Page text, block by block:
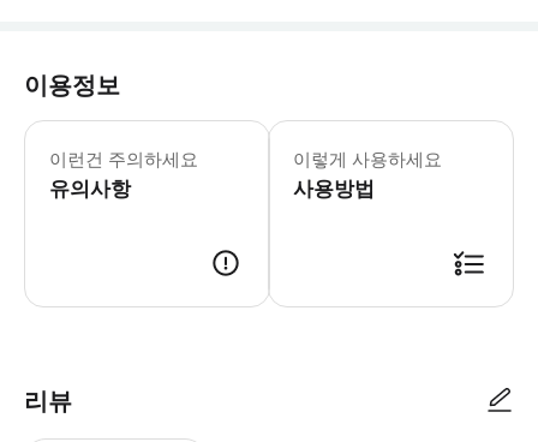
이용정보
이런건 주의하세요
유의사항
이렇게 사용하세요
사용방법
리뷰